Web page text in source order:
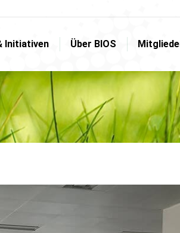
Initiativen Über BIOS
Initiativen Über BIOS